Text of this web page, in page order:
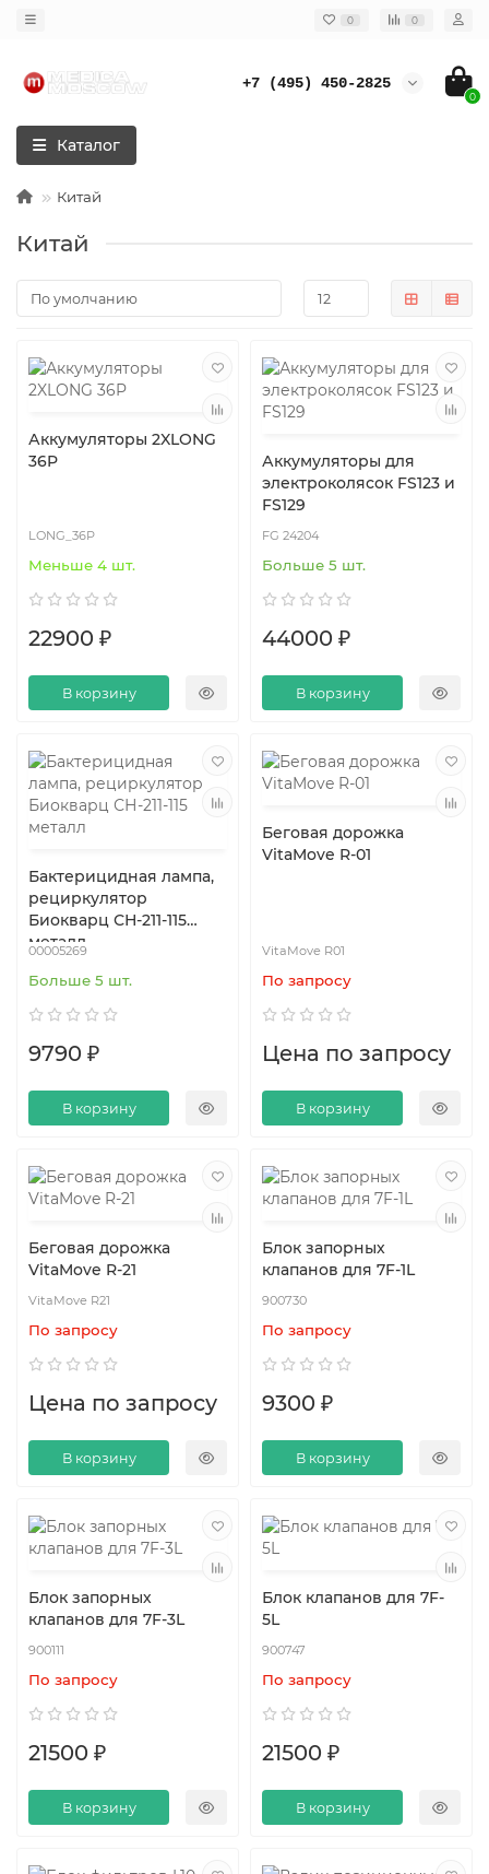
0 0
+7 (495) 450-2825
0
Каталог
Китай
Китай
Аккумуляторы 2XLONG
36P
LONG_36P
Меньше 4 шт.
22900 ₽
В корзину
Аккумуляторы для
электроколясок FS123 и
FS129
FG 24204
Больше 5 шт.
44000 ₽
В корзину
Бактерицидная лампа,
рециркулятор
Биокварц СН-211-115
металл
00005269
Больше 5 шт.
9790 ₽
В корзину
Беговая дорожка
VitaMove R-01
VitaMove R01
По запросу
Цена по запросу
В корзину
Беговая дорожка
VitaMove R-21
VitaMove R21
По запросу
Цена по запросу
В корзину
Блок запорных
клапанов для 7F-1L
900730
По запросу
9300 ₽
В корзину
Блок запорных
клапанов для 7F-3L
900111
По запросу
21500 ₽
В корзину
Блок клапанов для 7F-
5L
900747
По запросу
21500 ₽
В корзину